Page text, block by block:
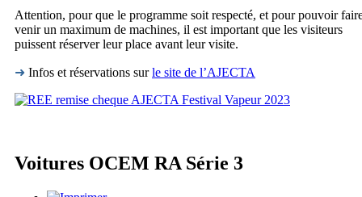
Attention, pour que le programme soit respecté, et pour pouvoir
venir un maximum de machines, il est important que les visiteurs
puissent réserver leur place avant leur visite.
➜ Infos et réservations surle site de l’AJECTA
Voitures OCEM RA Série 3